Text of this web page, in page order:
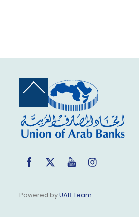
Back
Top
FacebookTwitter YouTube
Powered byUAB Team